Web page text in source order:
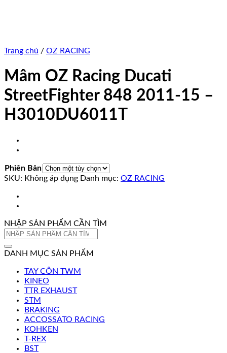
Trang chủ / OZ RACING
Mâm OZ Racing Ducati
StreetFighter 848 2011-15 –
H3010DU6011T
Phiên Bản
SKU: Không áp dụng Danh mục: OZ RACING
NHẬP SẢN PHẨM CẦN TÌM
Tìm
DANH MỤC SẢN PHẨM
TAY CÔN TWM
KINEO
TTR EXHAUST
STM
BRAKING
ACCOSSATO RACING
KOHKEN
T-REX
BST